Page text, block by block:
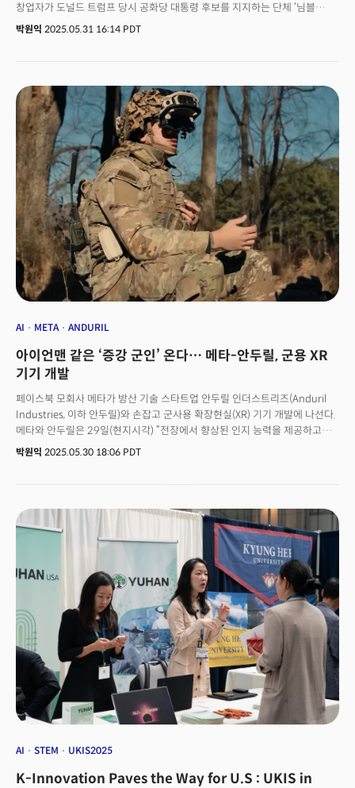
창업자가 도널드 트럼프 당시 공화당 대통령 후보를 지지하는 단체 ‘님블
아메리카(Nimble America)’에 1만달러를 기부했다는 뉴스가
질타했다. 님블 아메리카는 단순 트럼프 지지를 넘어 상대 후보 힐러리
클린턴을 자극적으로 조롱·비방하는 광고를 게재하던 극우 성향 단체였기
때문이다. 전통적으로 진보 성향이 강한 실리콘밸리에서 럭키의 이런 행동은
거센 비판에 직면할 수밖에 없었다. 일부 VR(가상현실) 게임 개발자들은 VR
헤드셋 오큘러스 플랫폼에 대한 지원을 철회하겠다고 공개적으로 선언했고,
페이스북 내부에서도 럭키의 처신을 문제 삼는 목소리가 커졌다. 결국 논란이
확산된 지 약 6개월 만인 2017년 3월, 팔머 럭키는 페이스북을 떠나게 된다.
당시 페이스북과 럭키 양측 모두 퇴사 사유에 대해 명확한 설명을 내놓지
않았지만, 업계에서는 이를 사실상의 해고 조치로 받아들였다. 2014년 3월
페이스북이 20억달러(약 2조7600억원)에 오큘러스를 인수, ‘실리콘밸리
성공 신화’로 떠올랐던 럭키의 예기치 않은 퇴장이었다.
박원익 2025.05.31 16:14 PDT
AI META ANDURIL
아이언맨 같은 ‘증강 군인’ 온다… 메타-안두릴, 군용 XR
기기 개발
페이스북 모회사 메타가 방산 기술 스타트업 안두릴 인더스트리즈(Anduril
Industries, 이하 안두릴)와 손잡고 군사용 확장현실(XR) 기기 개발에 나선다.
메타와 안두릴은 29일(현지시각) “전장에서 향상된 인지 능력을 제공하고
자율 플랫폼을 직관적으로 제어할 수 있는 다양한 통합 XR 제품을 설계, 제작
개발한다는 계획이다. 메타와 안두릴의 조인트 MR(joint mixed reality)
기능에는 수천 개의 데이터 원천으로부터 데이터를 통합해 실시간 전장
정보를 제공하는 안두릴의 AI 기반 지휘 및 제어 시스템 ‘래티스 플랫폼’이
박원익 2025.05.30 18:06 PDT
AI STEM UKIS2025
K-Innovation Paves the Way for U.S : UKIS in